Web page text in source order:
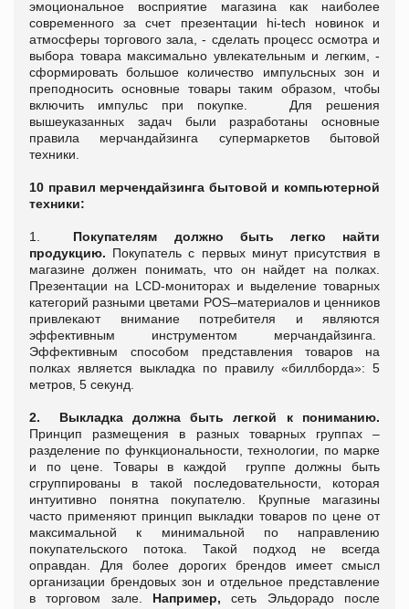
эмоциональное восприятие магазина как наиболее
современного за счет презентации hi-tech новинок и
атмосферы торгового зала,- сделать процесс осмотра и
выбора товара максимально увлекательным и легким, -
сформировать большое количество импульсных зон и
преподносить основные товары таким образом, чтобы
включить импульс при покупке.
Для решения
вышеуказанных задач были разработаны основные
правила мерчандайзинга супермаркетов бытовой
техники.
10 правил мерчендайзинга бытовой и компьютерной
техники:
1. Покупателям должно быть легко найти
продукцию. Покупатель с первых минут присутствия в
магазине должен понимать, что он найдет на полках.
Презентации на LCD-мониторах и выделение товарных
категорий разными цветами POS–материалов и ценников
привлекают внимание потребителя и являются
эффективным инструментом мерчандайзинга.
Эффективным способом представления товаров на
полках является выкладка по правилу «биллборда»: 5
метров, 5 секунд.
2. Выкладка должна быть легкой к пониманию.
Принцип размещения в разных товарных группах –
разделение по функциональности, технологии, по марке
и по цене. Товары в каждой группе должны быть
сгруппированы в такой последовательности, которая
интуитивно понятна покупателю. Крупные магазины
часто применяют принцип выкладки товаров по цене от
максимальной к минимальной по направлению
покупательского потока. Такой подход не всегда
оправдан. Для более дорогих брендов имеет смысл
организации брендовых зон и отдельное представление
в торговом зале. Например, сеть Эльдорадо после